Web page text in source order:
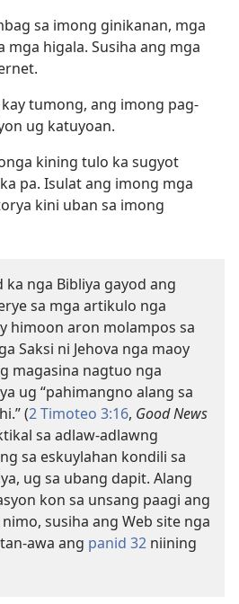
sa imong ginikanan, mga
higala. Susiha ang mga
tumong, ang imong pag-
ug katuyoan.
kining tulo ka sugyot
pa. Isulat ang imong mga
kini uban sa imong
nga Bibliya gayod ang
sa mga artikulo nga
himoon aron molampos sa
Saksi ni Jehova nga maoy
magasina nagtuo nga
ug “pahimangno alang sa
(2 Timoteo 3:16, Good News
sa adlaw-adlawng
sa eskuylahan kondili sa
ug sa ubang dapit. Alang
kon sa unsang paagi ang
susiha ang Web site nga
awa ang panid 32 niining